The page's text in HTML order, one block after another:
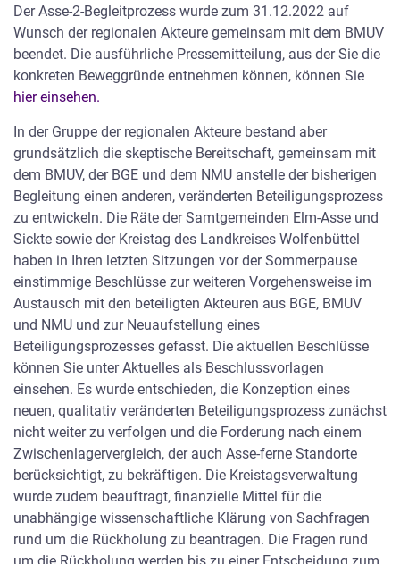
Presse
Pressemitteilungen der Asse-2-Begleitgruppe
Pressearchiv
Pressemitteilung der A2B und dem BMUV vom
22.12.2022 zur Beendigung des Begleitprozesses
Pressemitteilung der A2B vom 26.08.2022 zur
Stellungnahme der BGE zum Beleuchtungsbericht
Der Asse-2-Begleitprozess wurde zum 31.12.2022 auf
Wunsch der regionalen Akteure gemeinsam mit dem BMUV
beendet. Die ausführliche Pressemitteilung, aus der Sie die
konkreten Beweggründe entnehmen können, können Sie
hier einsehen.
In der Gruppe der regionalen Akteure bestand aber
grundsätzlich die skeptische Bereitschaft, gemeinsam mit
dem BMUV, der BGE und dem NMU anstelle der bisherigen
Begleitung einen anderen, veränderten Beteiligungsprozess
zu entwickeln. Die Räte der Samtgemeinden Elm-Asse und
Sickte sowie der Kreistag des Landkreises Wolfenbüttel
haben in Ihren letzten Sitzungen vor der Sommerpause
einstimmige Beschlüsse zur weiteren Vorgehensweise im
Austausch mit den beteiligten Akteuren aus BGE, BMUV
und NMU und zur Neuaufstellung eines
Beteiligungsprozesses gefasst. Die aktuellen Beschlüsse
können Sie unter Aktuelles als Beschlussvorlagen
einsehen. Es wurde entschieden, die Konzeption eines
neuen, qualitativ veränderten Beteiligungsprozess zunächst
nicht weiter zu verfolgen und die Forderung nach einem
Zwischenlagervergleich, der auch Asse-ferne Standorte
berücksichtigt, zu bekräftigen. Die Kreistagsverwaltung
wurde zudem beauftragt, finanzielle Mittel für die
unabhängige wissenschaftliche Klärung von Sachfragen
rund um die Rückholung zu beantragen. Die Fragen rund